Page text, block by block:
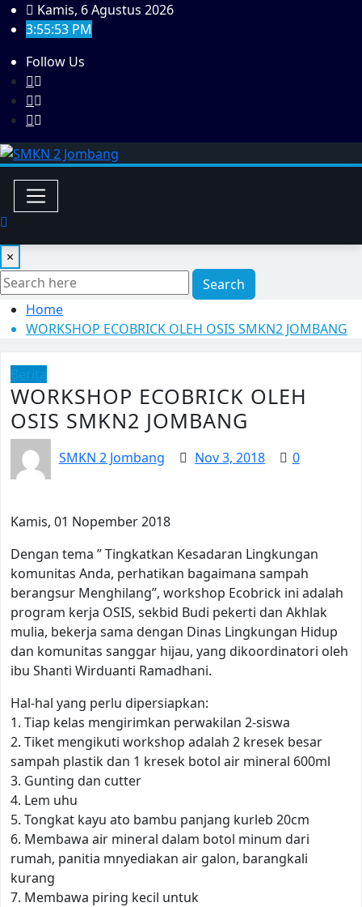
Skip
to
Kamis, 6 Agustus 2026
3:55:53 PM
Follow Us
×
Search
Home
WORKSHOP ECOBRICK OLEH OSIS SMKN2 JOMBANG
WORKSHOP ECOBRICK OLEH
OSIS SMKN2 JOMBANG
SMKN 2 Jombang Nov 3, 2018 0
Kamis, 01 Nopember 2018
Dengan tema ” Tingkatkan Kesadaran Lingkungan
komunitas Anda, perhatikan bagaimana sampah
berangsur Menghilang”, workshop Ecobrick ini adalah
program kerja OSIS, sekbid Budi pekerti dan Akhlak
mulia, bekerja sama dengan Dinas Lingkungan Hidup
dan komunitas sanggar hijau, yang dikoordinatori oleh
ibu Shanti Wirduanti Ramadhani.
Hal-hal yang perlu dipersiapkan:
1. Tiap kelas mengirimkan perwakilan 2-siswa
2. Tiket mengikuti workshop adalah 2 kresek besar
sampah plastik dan 1 kresek botol air mineral 600ml
3. Gunting dan cutter
4. Lem uhu
5. Tongkat kayu ato bambu panjang kurleb 20cm
6. Membawa air mineral dalam botol minum dari
rumah, panitia mnyediakan air galon, barangkali
kurang
7. Membawa piring kecil untuk